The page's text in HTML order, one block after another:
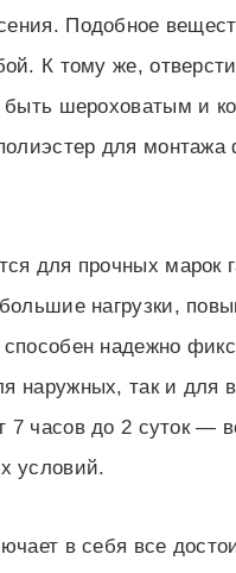
Подобное
К тому же,
быть шероховатым и
для
для прочных марок
нагрузки,
надежно
наружных, так и для
7 часов до 2 суток —
условий.
в себя все